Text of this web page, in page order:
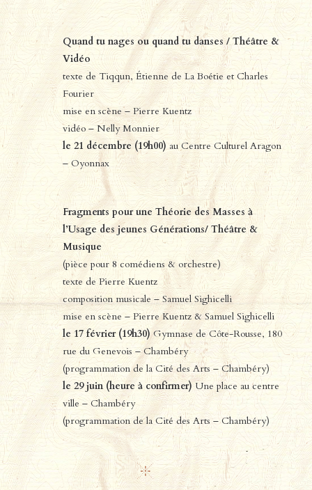
Quand tu nages ou quand tu danses / Théâtre &
Vidéo
texte de Tiqqun, Étienne de La Boétie et Charles
Fourier
mise en scène – Pierre Kuentz
vidéo – Nelly Monnier
le 21 décembre (19h00) au Centre Culturel Aragon
– Oyonnax
Fragments pour une Théorie des Masses à
l’Usage des jeunes Générations/ Théâtre &
Musique
(pièce pour 8 comédiens & orchestre)
texte de Pierre Kuentz
composition musicale – Samuel Sighicelli
mise en scène – Pierre Kuentz & Samuel Sighicelli
le 17 février (19h30)Gymnase de Côte-Rousse, 180
rue du Genevois – Chambéry
(programmation de la Cité des Arts – Chambéry)
le 29 juin (heure à confirmer)Une place au centre
ville – Chambéry
(programmation de la Cité des Arts – Chambéry)